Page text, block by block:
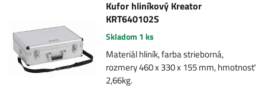
Kufor hliníkový Kreator
KRT640102S
Skladom 1 ks
Materiál hliník, farba strieborná,
rozmery 460 x 330 x 155 mm, hmotnosť
2,66kg.